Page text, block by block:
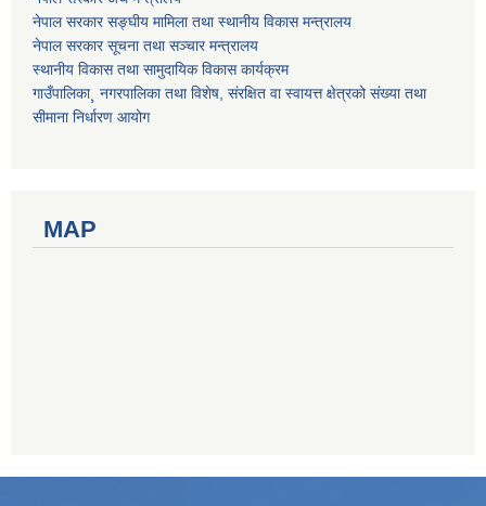
नेपाल सरकार सङ्घीय मामिला तथा स्थानीय विकास मन्त्रालय
नेपाल सरकार सूचना तथा सञ्चार मन्त्रालय
स्थानीय विकास तथा सामुदायिक विकास कार्यक्रम
गाउँपालिका¸ नगरपालिका तथा विशेष, संरक्षित वा स्वायत्त क्षेत्रको संख्या तथा
सीमाना निर्धारण आयोग
MAP